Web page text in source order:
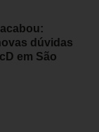
dúvidas
em São